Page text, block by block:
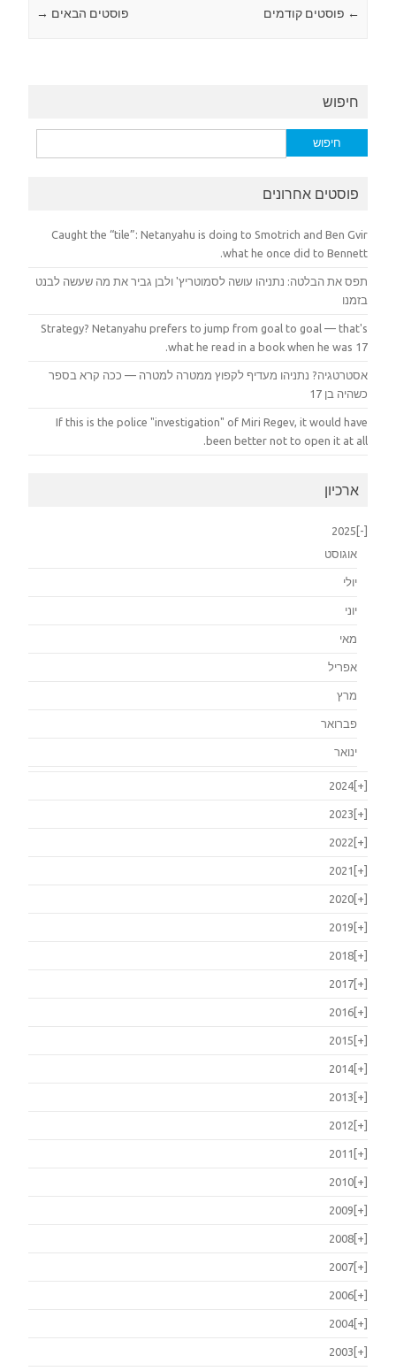
Post navigation
← פוסטים קודמים פוסטים הבאים →
חיפוש
חיפוש:
פוסטים אחרונים
Caught the “tile”: Netanyahu is doing to Smotrich and Ben Gvir
what he once did to Bennett.
תפס את הבלטה: נתניהו עושה לסמוטריץ' ולבן גביר את מה שעשה לבנט
בזמנו
Strategy? Netanyahu prefers to jump from goal to goal — that's
what he read in a book when he was 17.
אסטרטגיה? נתניהו מעדיף לקפוץ ממטרה למטרה — ככה קרא בספר
כשהיה בן 17
If this is the police "investigation" of Miri Regev, it would have
been better not to open it at all.
ארכיון
[-]
2025
אוגוסט
יולי
יוני
מאי
אפריל
מרץ
פברואר
ינואר
[+]
2024
[+]
2023
[+]
2022
[+]
2021
[+]
2020
[+]
2019
[+]
2018
[+]
2017
[+]
2016
[+]
2015
[+]
2014
[+]
2013
[+]
2012
[+]
2011
[+]
2010
[+]
2009
[+]
2008
[+]
2007
[+]
2006
[+]
2004
[+]
2003